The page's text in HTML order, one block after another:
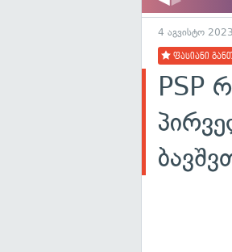
4 აგვისტო
ფასიანი
PSP